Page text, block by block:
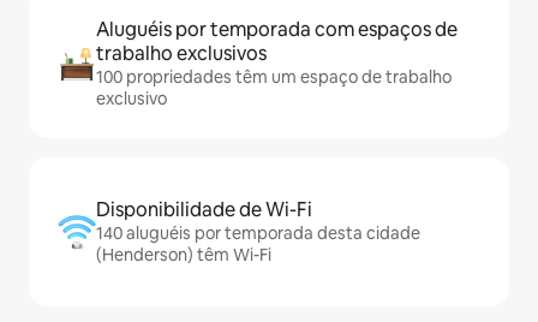
Aluguéis por temporada com espaços de
trabalho exclusivos
100 propriedades têm um espaço de trabalho
exclusivo
Disponibilidade de Wi-Fi
140 aluguéis por temporada desta cidade
(Henderson) têm Wi-Fi